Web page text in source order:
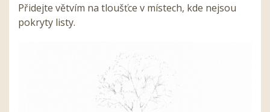
Přidejte větvím na tloušťce v místech, kde nejsou
pokryty listy.